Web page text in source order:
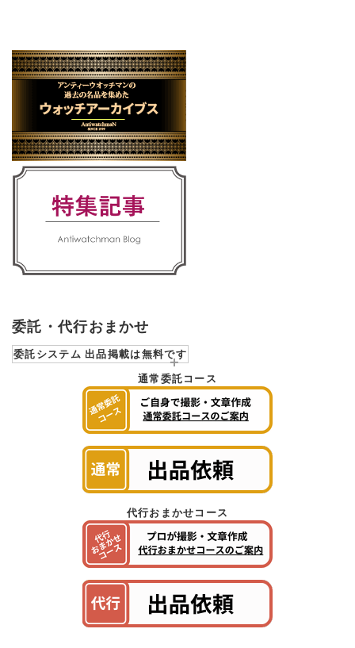
委託・代行おまかせ
委託システム 出品掲載は無料です
通常委託コース
代行おまかせコース